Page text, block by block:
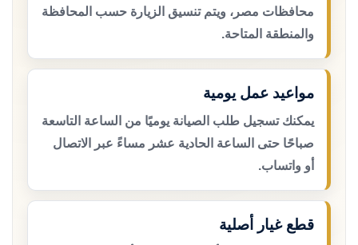
محافظات مصر، ويتم تنسيق الزيارة حسب المحافظة
والمنطقة المتاحة.
مواعيد عمل يومية
يمكنك تسجيل طلب الصيانة يوميًا من الساعة التاسعة
صباحًا حتى الساعة الحادية عشر مساءً عبر الاتصال
أو واتساب.
قطع غيار أصلية